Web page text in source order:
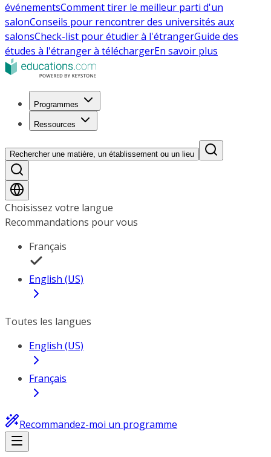
événementsComment tirer le meilleur parti d'un
salonConseils pour rencontrer des universités aux
salonsCheck-list pour étudier à l'étrangerGuide des
études à l'étranger à téléchargerEn savoir plus
Programmes
Ressources
Rechercher une matière, un établissement ou un lieu
Choisissez votre langue
Recommandations pour vous
Français
English (US)
Toutes les langues
English (US)
Français
Recommandez-moi un programme